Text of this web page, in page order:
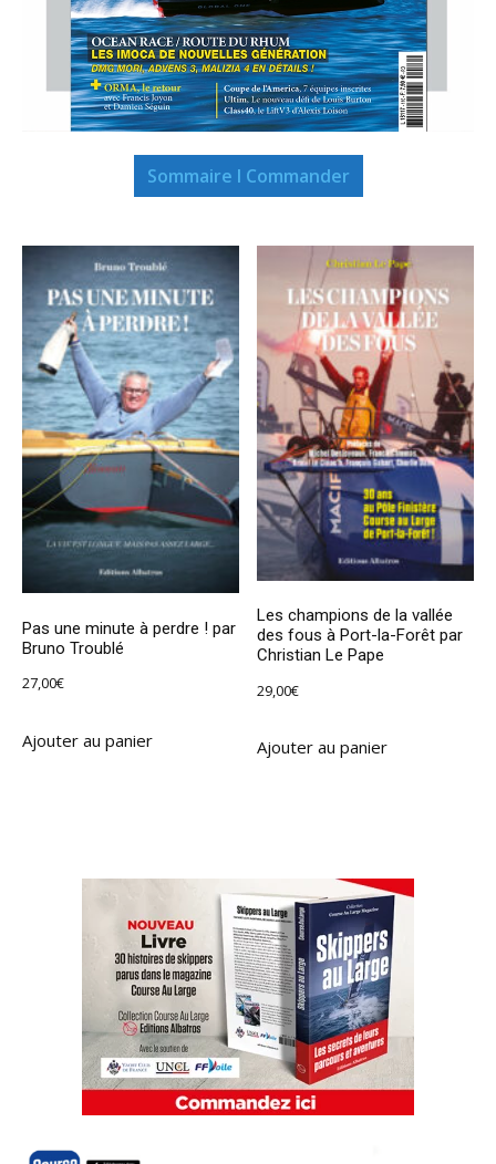
Sommaire I Commander
Pas une minute à perdre ! par
Bruno Troublé
27,00€
Ajouter au panier
Les champions de la vallée
des fous à Port-la-Forêt par
Christian Le Pape
29,00€
Ajouter au panier